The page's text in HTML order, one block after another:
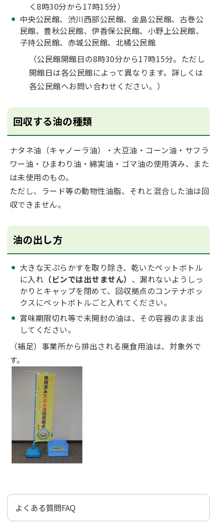
く8時30分から17時15分）
中央公民館、渋川西部公民館、金島公民館、古巻公
民館、豊秋公民館、伊香保公民館、小野上公民館、
子持公民館、赤城公民館、北橘公民館
（公民館開館日の8時30分から17時15分。ただし
開館日は各公民館によって異なります。詳しくは
各公民館へお問い合わせください。）
回収する油の種類
ナタネ油（キャノーラ油）・大豆油・コーン油・サフラ
ワー油・ひまわり油・綿実油・ゴマ油の使用済み、また
は未使用のもの。
ただし、ラード等の動物性油脂、それと混合した油は回
収できません。
油の出し方
大きな天ぷらかすを取り除き、乾いたペットボトル
に入れ （ビンでは出せません） 、漏れないようしっ
かりとキャップを閉めて、回収拠点のコンテナボッ
クスにペットボトルごと入れてください。
賞味期限切れ等で未開封の油は、その容器のまま出
してください。
（補足）事業所から排出される廃食用油は、対象外で
す。
よくある質問FAQ